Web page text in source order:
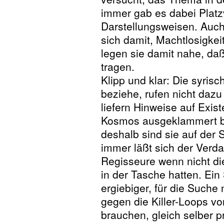
immer gab es dabei
Darstellungsweisen.
sich damit,
legen sie damit nahe,
tragen.
Klipp und klar: Die
beziehe, rufen nicht
liefern Hinweise auf
Kosmos ausgeklammert
deshalb sind sie auf der
immer läßt sich der
Regisseure wenn nicht
in der Tasche hatten.
ergiebiger, für die
gegen die Killer-Loops
brauchen, gleich selber